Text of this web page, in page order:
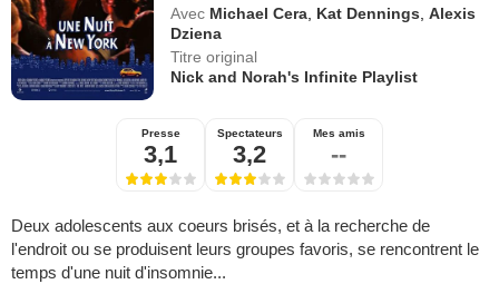
Avec Michael Cera Kat Dennings ,Alexis
Dziena
Titre original
Nick and Norah's Infinite Playlist
Presse
3,1
Spectateurs
3,2
Mes amis
--
Deux adolescents aux coeurs brisés, et à la recherche de
l'endroit ou se produisent leurs groupes favoris, se rencontrent le
temps d'une nuit d'insomnie...